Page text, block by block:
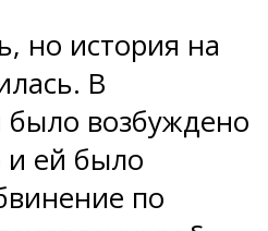
но история на
В
возбуждено
и ей было
по